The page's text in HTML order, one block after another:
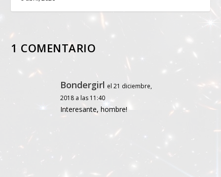
1 COMENTARIO
Bondergirl el 21 diciembre,
2018 a las 11:40
Interesante, hombre!